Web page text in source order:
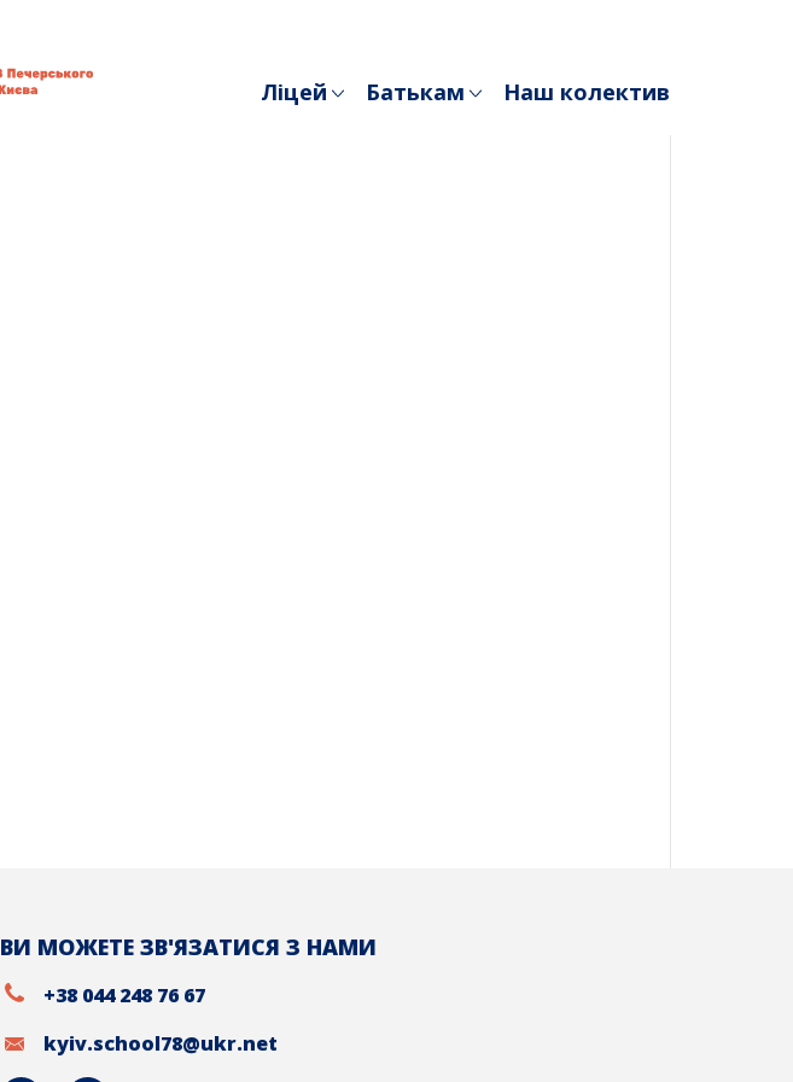
Ліцей Батькам Наш колектив
ВИ МОЖЕТЕ ЗВ'ЯЗАТИСЯ З НАМИ
+38 044 248 76 67
kyiv.school78@ukr.net